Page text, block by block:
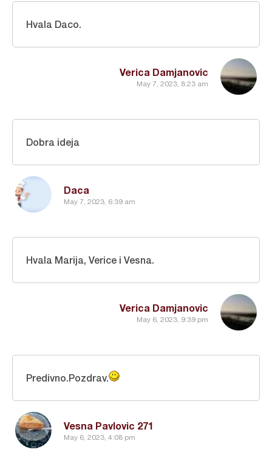
Verica Damjanovic
May 7, 2023, 8:23 am
Hvala Daco.
Daca
May 7, 2023, 6:39 am
Dobra ideja
Verica Damjanovic
May 6, 2023, 9:39 pm
Hvala Marija, Verice i Vesna.
Vesna Pavlovic 271
May 6, 2023, 4:08 pm
Predivno.Pozdrav.